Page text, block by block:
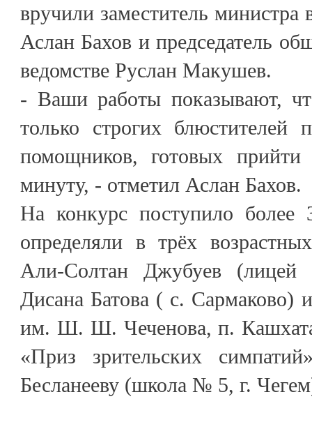
вручили заместитель
Аслан Бахов и председатель
ведомстве Руслан Макушев.
- Ваши работы показывают,
только строгих
помощников, готовых
минуту, - отметил Аслан Бахов.
На конкурс поступило более
определяли в трёх
Али-Солтан Джубуев
Дисана Батова ( с. Сармаково)
им. Ш. Ш. Чеченова, п.
«Приз зрительских
Бесланееву (школа № 5, г.